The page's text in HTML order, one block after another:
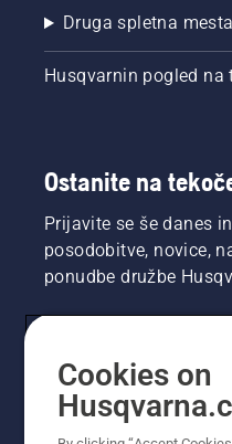
Druga spletna
Husqvarnin pogled na
Ostanite na
Prijavite se še danes
posodobitve, novice,
ponudbe družbe
Cookies on